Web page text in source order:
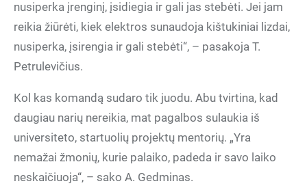
nusiperka įrenginį, įsidiegia ir gali jas stebėti. Jei jam
reikia žiūrėti, kiek elektros sunaudoja kištukiniai lizdai,
nusiperka, įsirengia ir gali stebėti“, – pasakoja T.
Petrulevičius.
Kol kas komandą sudaro tik juodu. Abu tvirtina, kad
daugiau narių nereikia, mat pagalbos sulaukia iš
universiteto, startuolių projektų mentorių. „Yra
nemažai žmonių, kurie palaiko, padeda ir savo laiko
neskaičiuoja“, – sako A. Gedminas.